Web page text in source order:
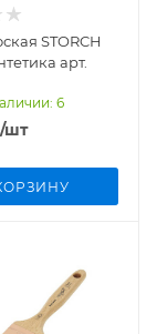
STORCH
арт.
6
/шт